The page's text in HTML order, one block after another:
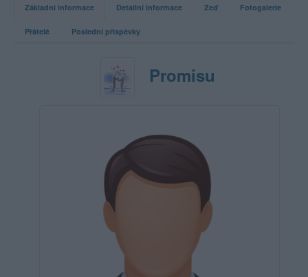
Základní informace Detailní informace Zeď Fotogalerie
Přátelé Poslední příspěvky
Promisu